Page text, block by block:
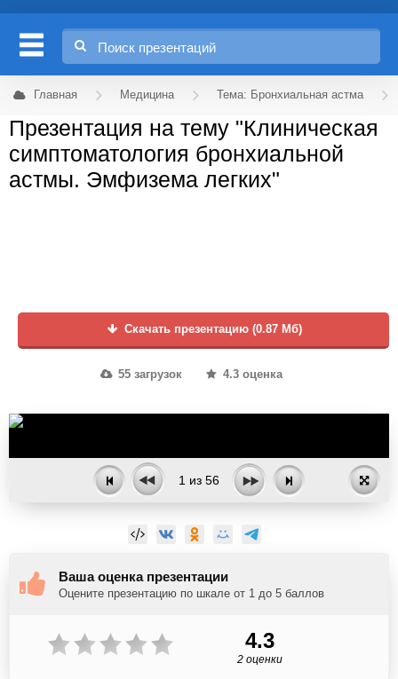
Главная Медицина Тема: Бронхиальная астма
Презентация на тему "Клиническая
симптоматология бронхиальной
астмы. Эмфизема легких"
Скачать презентацию (0.87 Мб)
55 загрузок 4.3 оценка
1 из 56
Ваша оценка презентации
Оцените презентацию по шкале от 1 до 5 баллов
4.3
2 оценки